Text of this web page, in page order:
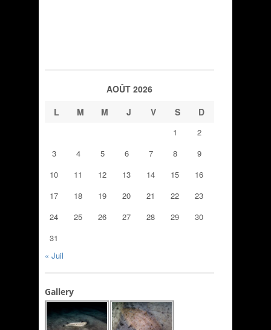
AOÛT 2026
L
M M J V S D
1
2
3
4 5 6 7 8
9
10
11 12 13 14 15
16
17
18 19 20 21 22
23
24
25 26 27 28 29
30
31
« Juil
Gallery